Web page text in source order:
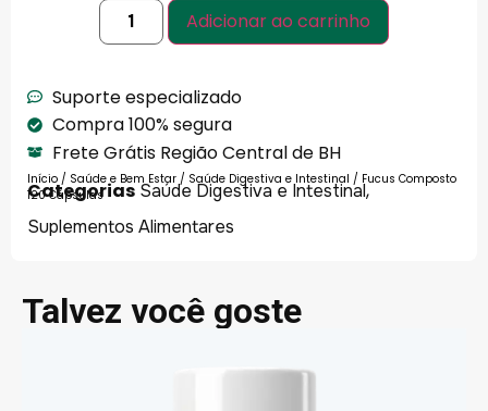
Adicionar ao carrinho
Suporte especializado
Compra 100% segura
Frete Grátis Região Central de BH
Início / Saúde e Bem Estar / Saúde Digestiva e Intestinal / Fucus Composto
120 Cápsulas
Categorias Saúde Digestiva e Intestinal,
Suplementos Alimentares
Talvez você goste